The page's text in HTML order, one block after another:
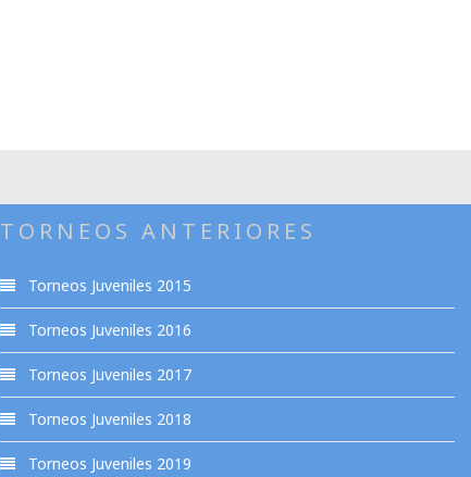
TORNEOS ANTERIORES
Torneos Juveniles 2015
Torneos Juveniles 2016
Torneos Juveniles 2017
Torneos Juveniles 2018
Torneos Juveniles 2019